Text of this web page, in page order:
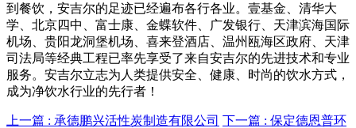
到餐饮，安吉尔的足迹已经遍布各行各业。壹基金、清华大
学、北京四中、富士康、金蝶软件、广发银行、天津滨海国际
机场、贵阳龙洞堡机场、喜来登酒店、温州瓯海区政府、天津
司法局等经典工程已率先享受了来自安吉尔的先进技术和专业
服务。安吉尔立志为人类提供安全、健康、时尚的饮水方式，
成为净饮水行业的先行者！
上一篇 : 承德鹏兴活性炭制造有限公司 下一篇 : 保定德恩普环